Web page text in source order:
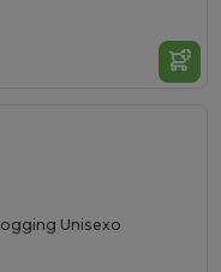
Unisexo